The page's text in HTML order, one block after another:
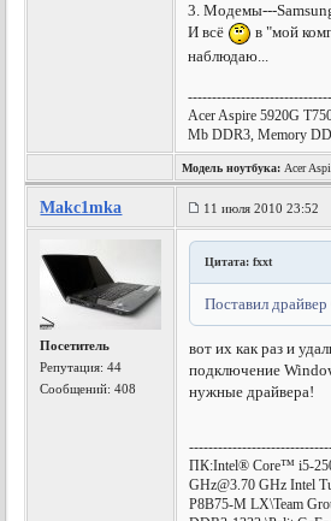
3. Модемы---
И всё
в "мой
наблюдаю...
Acer Aspire 5920G
Mb DDR3, Memory
Модель ноутбука: Acer
Makc1mka 11 июля 2010 23:52
Посетитель
Репутация:44
Сообщений: 408
Цитата: fxxt
Поставил
вот их как раз и
подключение
нужные драйвера!
ПК:Intel® Core™ i5-
GHz@3.70 GHz Intel
P8B75-M LX\Team